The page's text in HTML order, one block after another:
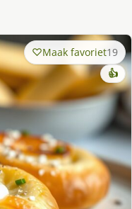
Maak favoriet19
👍